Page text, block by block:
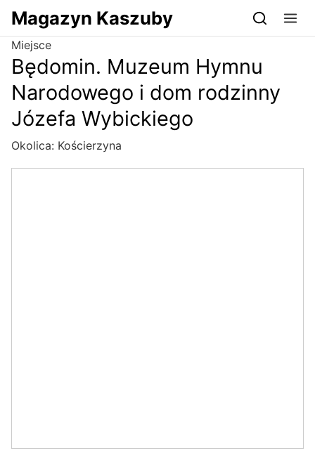
Przejdź do serwisu magazynkaszuby.pl
Magazyn Kaszuby
Miejsce
Będomin. Muzeum Hymnu
Narodowego i dom rodzinny
Józefa Wybickiego
Okolica: Kościerzyna